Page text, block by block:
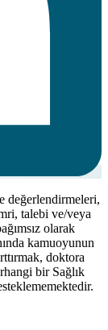
değerlendirmeleri,
talebi ve/veya
olarak
kamuoyunun
doktora
bir Sağlık